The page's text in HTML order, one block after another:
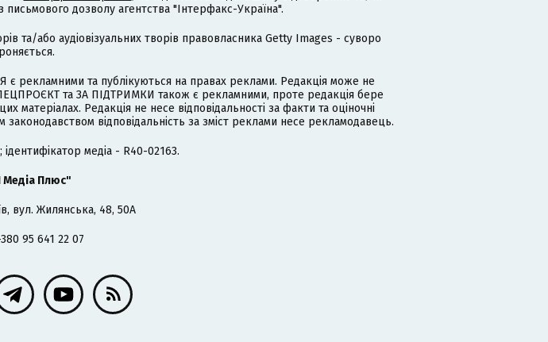
дозволу агентства "Інтерфакс-Україна".
та/або аудіовізуальних творів правовласника Getty Images - суворо
рекламними та публікуються на правах реклами. Редакція може не
та ЗА ПІДТРИМКИ також є рекламними, проте редакція бере
матеріалах. Редакція не несе відповідальності за факти та оціночні
відповідальність за зміст реклами несе рекламодавець.
медіа - R40-02163.
Плюс"
вул. Жилянська, 48, 50А
95 641 22 07